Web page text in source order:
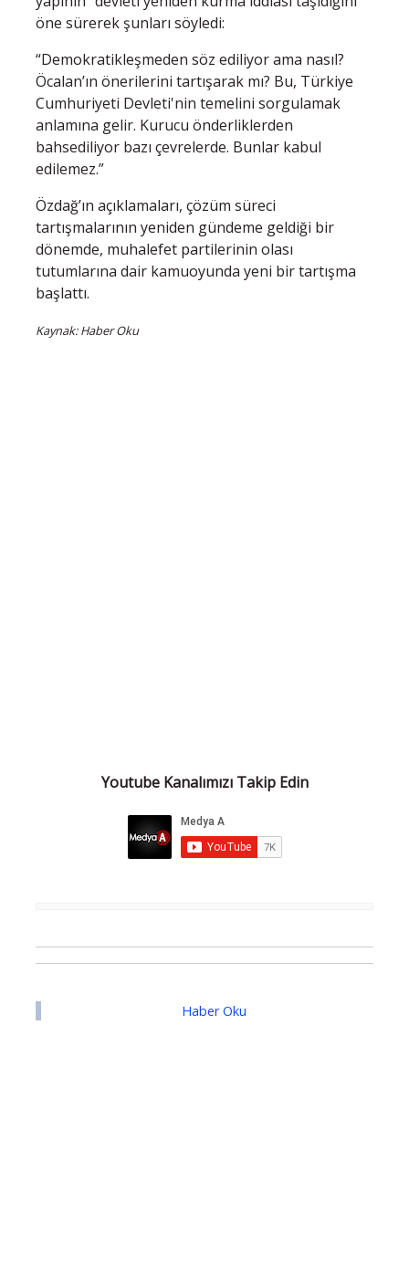
öne sürerek şunları söyledi:
“Demokratikleşmeden söz ediliyor ama nasıl?
Öcalan’ın önerilerini tartışarak mı? Bu, Türkiye
Cumhuriyeti Devleti'nin temelini sorgulamak
anlamına gelir. Kurucu önderliklerden
bahsediliyor bazı çevrelerde. Bunlar kabul
edilemez.”
Özdağ’ın açıklamaları, çözüm süreci
tartışmalarının yeniden gündeme geldiği bir
dönemde, muhalefet partilerinin olası
tutumlarına dair kamuoyunda yeni bir tartışma
başlattı.
Kaynak: Haber Oku
Youtube Kanalımızı Takip Edin
Haber Oku